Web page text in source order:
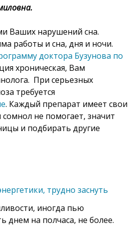
Ваших нарушений сна.
работы и сна, дня и ночи.
доктора Бузунова по
хроническая, Вам
При серьезных
требуется
. Каждый препарат имеет свои
не помогает, значит
и подбирать другие
трудно заснуть
иногда пью
днем на полчаса, не более.